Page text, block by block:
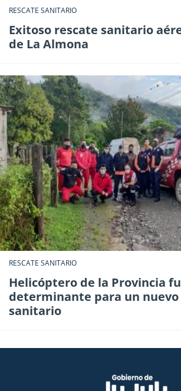
RESCATE SANITARIO
Exitoso rescate sanitario
de La Almona
RESCATE SANITARIO
Helicóptero de la Provincia
determinante para un nuevo
sanitario